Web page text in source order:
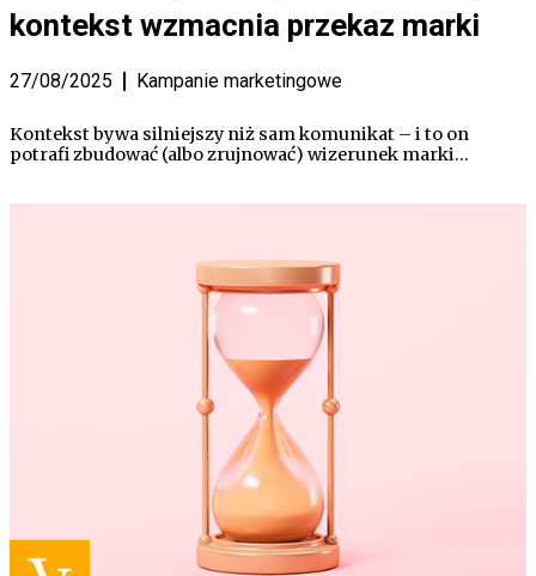
kontekst wzmacnia przekaz marki
27/08/2025 Kampanie marketingowe
Kontekst bywa silniejszy niż sam komunikat – i to on
potrafi zbudować (albo zrujnować) wizerunek marki…